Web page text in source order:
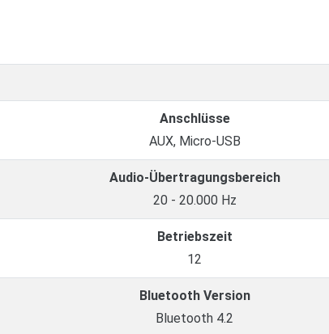
Anschlüsse
AUX, Micro-USB
Audio-Übertragungsbereich
20 - 20.000 Hz
Betriebszeit
12
Bluetooth Version
Bluetooth 4.2